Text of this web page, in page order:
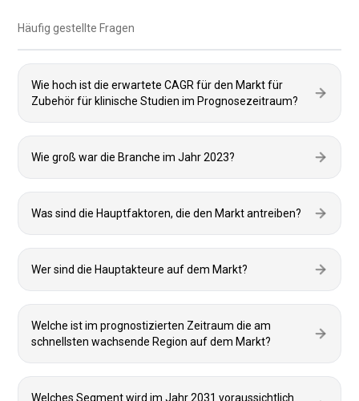
Häufig gestellte Fragen
Wie hoch ist die erwartete CAGR für den Markt für
Zubehör für klinische Studien im Prognosezeitraum?
Wie groß war die Branche im Jahr 2023?
Was sind die Hauptfaktoren, die den Markt antreiben?
Wer sind die Hauptakteure auf dem Markt?
Welche ist im prognostizierten Zeitraum die am
schnellsten wachsende Region auf dem Markt?
Welches Segment wird im Jahr 2031 voraussichtlich